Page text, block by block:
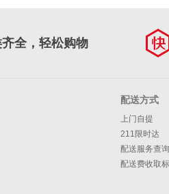
全，轻松购物
配送方式
上门自提
211限时达
配送服务查询
配送费收取